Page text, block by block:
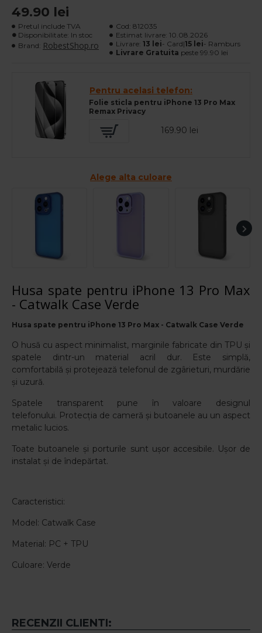
49.90 lei
Pretul include TVA
Disponibilitate: In stoc
Brand: RobestShop.ro
Cod: 812035
Estimat livrare: 10.08.2026
Livrare: 13 lei- Card|15 lei- Ramburs
Livrare Gratuita peste 99.90 lei
Pentru acelasi telefon:
Folie sticla pentru iPhone 13 Pro Max
Remax Privacy
169.90 lei
Alege alta culoare
Husa spate pentru iPhone 13 Pro Max
- Catwalk Case Verde
Husa spate pentru iPhone 13 Pro Max - Catwalk Case Verde
O husă cu aspect minimalist, marginile fabricate din TPU și
spatele dintr-un material acril dur. Este simplă,
comfortabilă și protejează telefonul de zgârieturi, murdărie
și uzură.
Spatele transparent pune în valoare designul
telefonului. Protecția de cameră și butoanele au un aspect
metalic lucios.
Toate butoanele și porturile sunt ușor accesibile. Ușor de
instalat și de îndepărtat.
Caracteristici:
Model: Catwalk Case
Material: PC + TPU
Culoare: Verde
RECENZII CLIENTI: